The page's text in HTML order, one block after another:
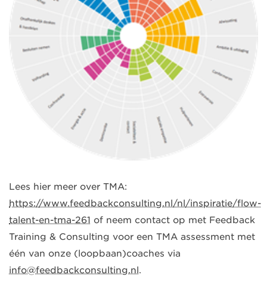
Lees hier meer over TMA:
https://www.feedbackconsulting.nl/nl/inspiratie/flow-
talent-en-tma-261 of neem contact op met Feedback
Training & Consulting voor een TMA assessment met
één van onze (loopbaan)coaches via
info@feedbackconsulting.nl.